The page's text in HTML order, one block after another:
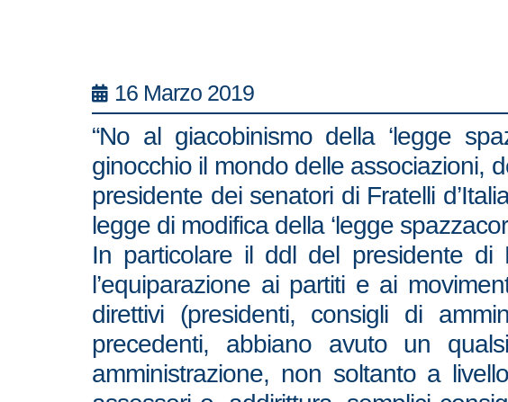
16 Marzo 2019
“No al giacobinismo della ‘legge
ginocchio il mondo delle associazioni,
presidente dei senatori di Fratelli
legge di modifica della ‘legge
In particolare il ddl del presidente
l’equiparazione ai partiti e ai
direttivi (presidenti, consigli di
precedenti, abbiano avuto un
amministrazione, non soltanto a